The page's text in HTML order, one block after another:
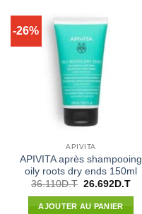
-26%
APIVITA
APIVITA après shampooing
oily roots dry ends 150ml
36.110D.T Le
initial
était :
26.692 D.TLe
AJOUTER AU PANIER